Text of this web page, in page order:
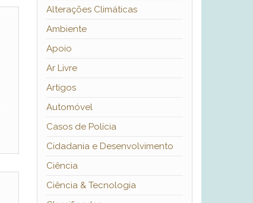
Alterações Climáticas
Ambiente
Apoio
Ar Livre
Artigos
Automóvel
Casos de Polícia
Cidadania e Desenvolvimento
Ciência
Ciência & Tecnologia